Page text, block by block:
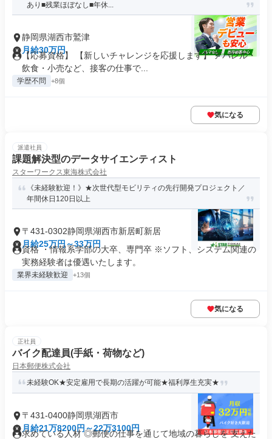
あり■残業ほぼなし■年休...
静岡県湖西市鷲津
月給30万円
【応募資格】 【新しいチャレンジを応援します】 アパレル・
飲食・小売など、接客の仕事で...
学歴不問 +8個
気になる
派遣社員
課題解決型のデータサイエンティスト
スターワークス東海株式会社
《未経験歓迎！》★次世代型モビリティの先行開発プロジェクト／
年間休日120日以上
〒431-0302静岡県湖西市新居町新居
月給25万円～33万円
資格 ・情報系学部の大卒、専門卒 ※ソフト、システム関連の
実務経験者は優遇いたします。
業界未経験歓迎 +13個
気になる
正社員
バイク配達員(手紙・荷物など)
日本郵便株式会社
未経験OK★安定雇用で長期の活躍が可能★福利厚生充実★
〒431-0400静岡県湖西市
月給21万8200円～22万3100円
求めている人材 ◎郵便の仕事を通じて地域の暮らしを 支えた